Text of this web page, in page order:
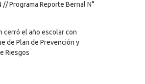
// Programa Reporte Bernal N°
cerró el año escolar con
de Plan de Prevención y
Riesgos